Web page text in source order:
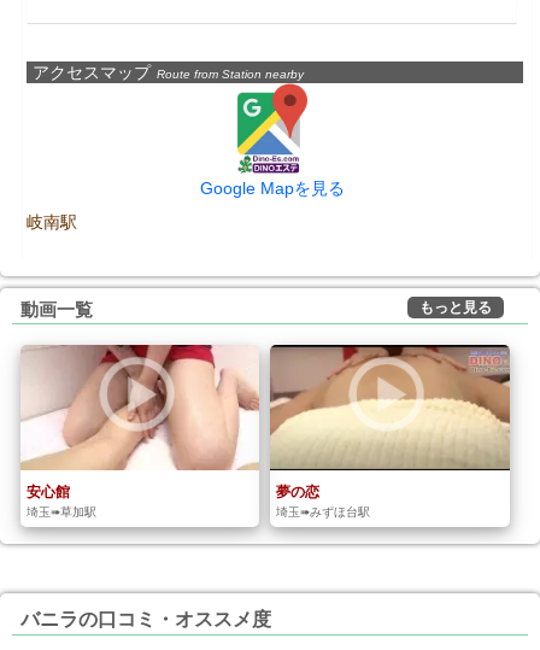
アクセスマップ Route from Station nearby
Google Mapを見る
岐南駅
動画一覧 もっと見る
安心館
埼玉➠草加駅
夢の恋
埼玉➠みずほ台駅
バニラの口コミ・オススメ度